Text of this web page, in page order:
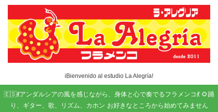
iBienvenido al estudio La Alegría!
🇪🇸💃アンダルシアの風を感じながら、身体と心で奏でるフラメンコ💃 🌻踊
り、ギター、歌、リズム、カホン お好きなところから始めてみません